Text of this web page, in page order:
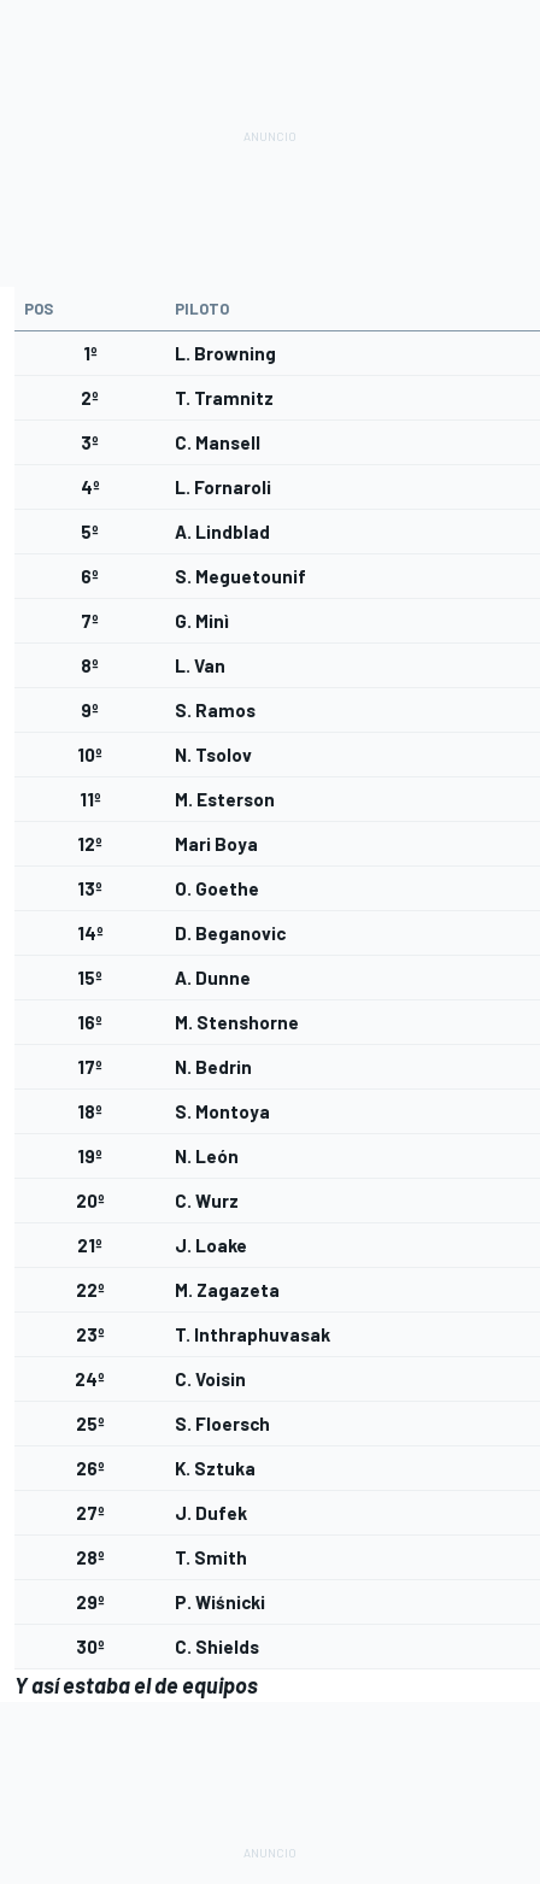
POS PILOTO
1º L. Browning
2º T. Tramnitz
3º C. Mansell
4º L. Fornaroli
5º A. Lindblad
6º S. Meguetounif
7º G. Minì
8º L. Van
9º S. Ramos
10º N. Tsolov
11º M. Esterson
12º Mari Boya
13º O. Goethe
14º D. Beganovic
15º A. Dunne
16º M. Stenshorne
17º N. Bedrin
18º S. Montoya
19º N. León
20º C. Wurz
21º J. Loake
22º M. Zagazeta
23º T. Inthraphuvasak
24º C. Voisin
25º S. Floersch
26º K. Sztuka
27º J. Dufek
28º T. Smith
29º P. Wiśnicki
30º C. Shields
Y así estaba el de equipos